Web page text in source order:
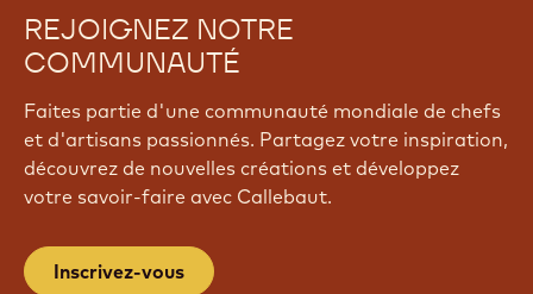
REJOIGNEZ NOTRE
COMMUNAUTÉ
Faites partie d'une communauté mondiale de chefs
et d'artisans passionnés. Partagez votre inspiration,
découvrez de nouvelles créations et développez
votre savoir-faire avec Callebaut.
Inscrivez-vous